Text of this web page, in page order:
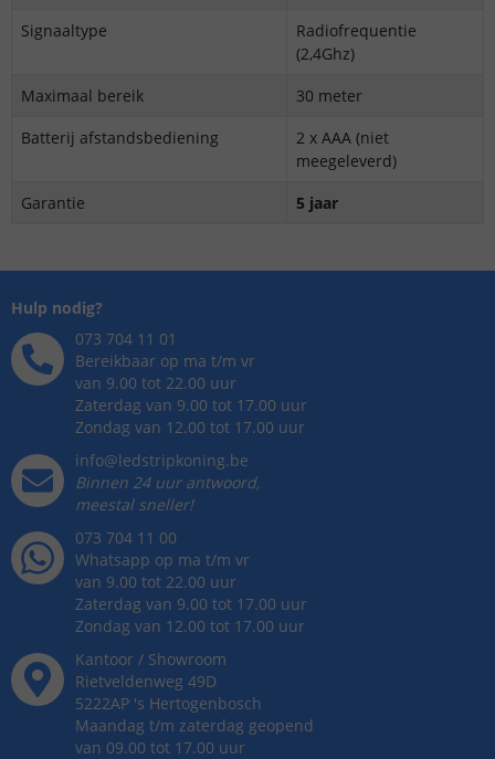
Signaaltype
Radiofrequentie
(2,4Ghz)
Maximaal bereik
30 meter
Batterij afstandsbediening
2 x AAA (niet
meegeleverd)
Garantie
5 jaar
Hulp nodig?
073 704 11 01
Bereikbaar op ma t/m vr
van 9.00 tot 22.00 uur
Zaterdag van 9.00 tot 17.00 uur
Zondag van 12.00 tot 17.00 uur
info@ledstripkoning.be
Binnen 24 uur antwoord,
meestal sneller!
073 704 11 00
Whatsapp op ma t/m vr
van 9.00 tot 22.00 uur
Zaterdag van 9.00 tot 17.00 uur
Zondag van 12.00 tot 17.00 uur
Kantoor / Showroom
Rietveldenweg 49D
5222AP 's Hertogenbosch
Maandag t/m zaterdag geopend
van 09.00 tot 17.00 uur